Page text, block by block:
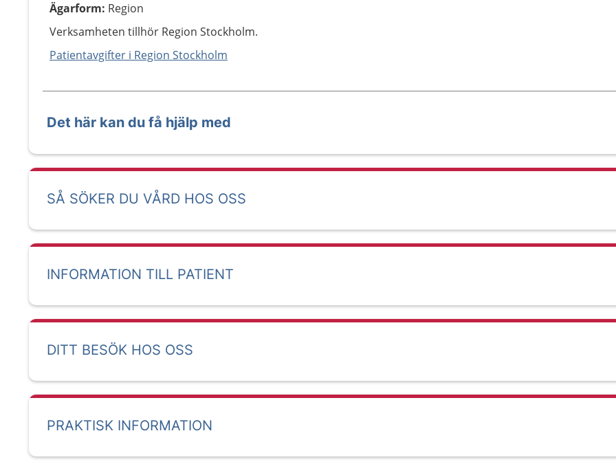
Ägarform: Region
Verksamheten tillhör Region Stockholm.
Patientavgifter i Region Stockholm
Det här kan du få hjälp med
SÅ SÖKER DU VÅRD HOS OSS
INFORMATION TILL PATIENT
DITT BESÖK HOS OSS
PRAKTISK INFORMATION